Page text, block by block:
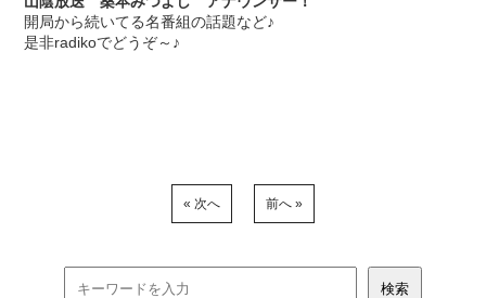
開局から続いてる名番組の話題など♪
是非radikoでどうぞ～♪
« 次へ 前へ »